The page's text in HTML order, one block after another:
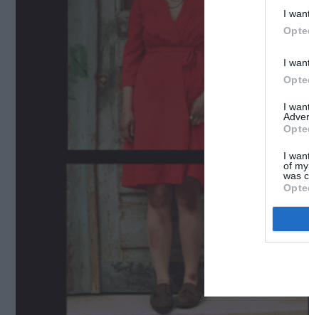
I
I
I
I
of
was